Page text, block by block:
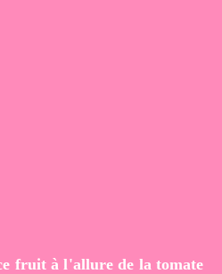
fruit à l'allure de la tomate